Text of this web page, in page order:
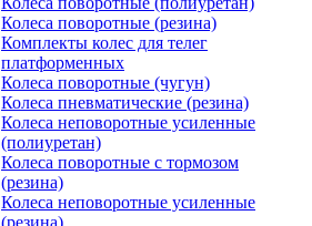
Колеса поворотные (резина)
Комплекты колес для телег
платформенных
Колеса поворотные (чугун)
Колеса пневматические (резина)
Колеса неповоротные усиленные
(полиуретан)
Колеса поворотные c тормозом
(резина)
Колеса неповоротные усиленные
(резина)